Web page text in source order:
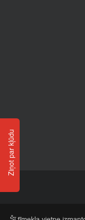
Ziņot par kļūdu